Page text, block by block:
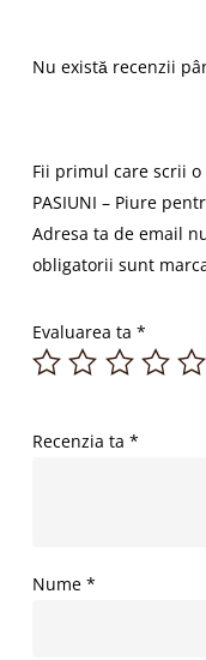
Nu există recenzii
Fii primul care scrii o
PASIUNI – Piure
Adresa ta de email
obligatorii sunt
Evaluarea ta *
Recenzia ta *
Nume *